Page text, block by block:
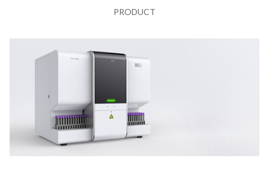
PRODUCT